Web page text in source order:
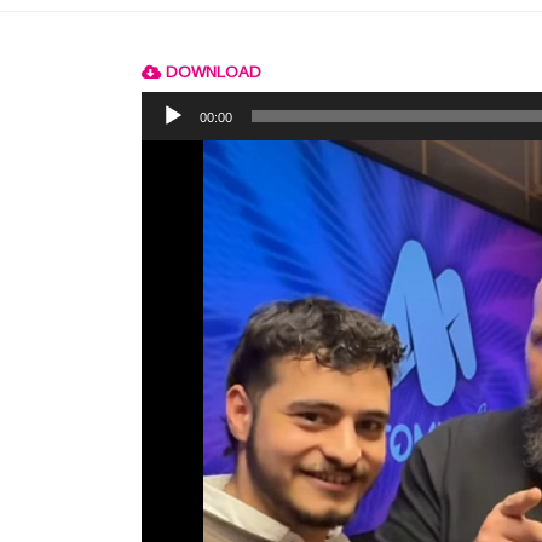
DOWNLOADReprodutor
00:00